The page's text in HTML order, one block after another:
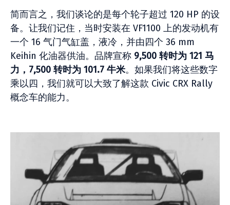
简而言之，我们谈论的是每个轮子超过 120 HP 的设
备。让我们记住，当时安装在 VF1100 上的发动机有
一个 16 气门气缸盖，液冷，并由四个 36 mm
Keihin 化油器供油。品牌宣称 9,500 转时为 121 马
力，7,500 转时为 101.7 牛米。如果我们将这些数字
乘以四，我们就可以大致了解这款 Civic CRX Rally
概念车的能力。